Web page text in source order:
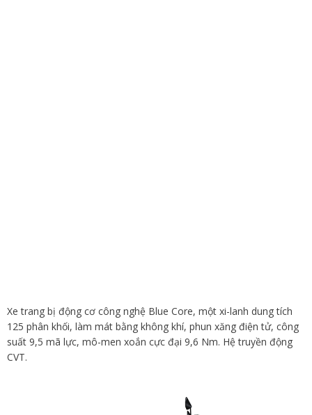
Xe trang bị động cơ công nghệ Blue Core, một xi-lanh dung tích
125 phân khối, làm mát bằng không khí, phun xăng điện tử, công
suất 9,5 mã lực, mô-men xoắn cực đại 9,6 Nm. Hệ truyền động
CVT.